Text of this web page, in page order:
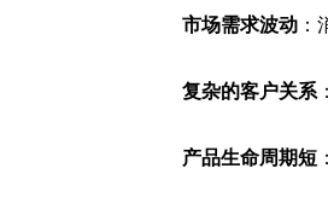
市场需求波动
复杂的客户关系
产品生命周期短